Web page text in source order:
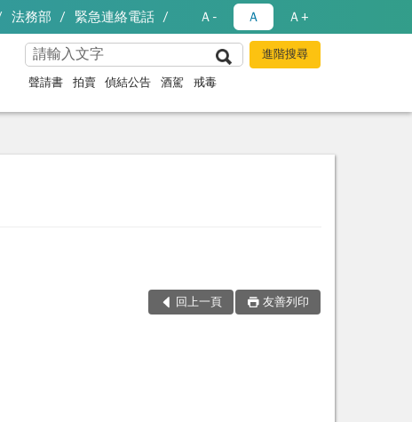
法務部 緊急連絡電話 Ａ- Ａ Ａ+
聲請書 拍賣 偵結公告 酒駕 戒毒
回上一頁 友善列印